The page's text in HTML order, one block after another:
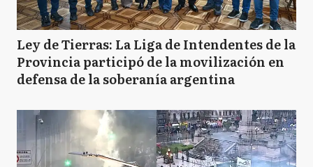
Ley de Tierras: La Liga de Intendentes de la
Provincia participó de la movilización en
defensa de la soberanía argentina